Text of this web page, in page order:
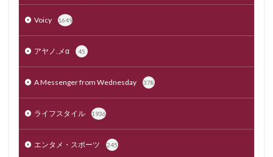
Voicy 1649
アヤノ.メα 45
A Messenger from Wednesday 378
ライフスタイル 1936
エンタメ・スポーツ 245